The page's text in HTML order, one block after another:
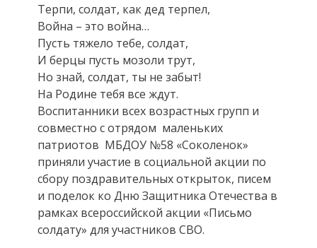
Терпи, солдат, как дед терпел,
Война – это война…
Пусть тяжело тебе, солдат,
И берцы пусть мозоли трут,
Но знай, солдат, ты не забыт!
На Родине тебя все ждут.
Воспитанники всех возрастных групп и
совместно с отрядом маленьких
патриотов МБДОУ №58 «Соколенок»
приняли участие в социальной акции по
сбору поздравительных открыток, писем
и поделок ко Дню Защитника Отечества в
рамках всероссийской акции «Письмо
солдату» для участников СВО.